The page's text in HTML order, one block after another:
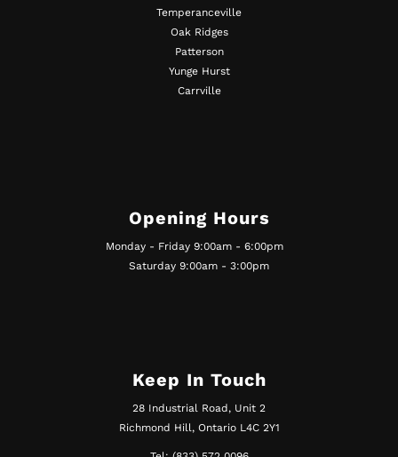
Temperanceville
Oak Ridges
Patterson
Yunge Hurst
Carrville
Opening Hours
Monday - Friday 9:00am - 6:00pm
Saturday 9:00am - 3:00pm
Keep In Touch
28 Industrial Road, Unit 2
Richmond Hill, Ontario L4C 2Y1